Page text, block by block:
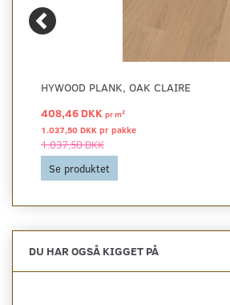
HYWOOD PLANK, OAK CLAIRE
408,46 DKK prm2
1.037,50 DKK pr pakke
1.037,50 DKK
Se produktet
DU HAR OGSÅ KIGGET PÅ